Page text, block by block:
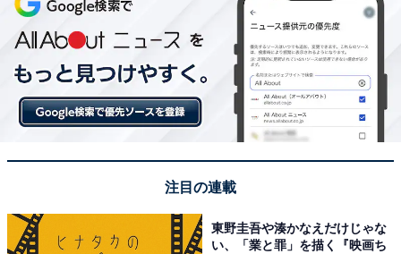
こちらもおすすめ
外国人に人気の国内「遊園地・テーマパーク」
ランキング！「東京ディズニーランド」を抑え
注目の連載
東野圭吾や湊かなえだけじゃな
い、「業と罪」を描く『映画ち